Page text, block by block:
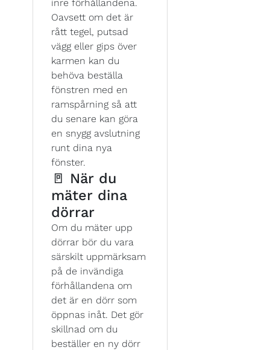
inre förhållandena.
Oavsett om det är
rått tegel, putsad
vägg eller gips över
karmen kan du
behöva beställa
fönstren med en
ramspårning så att
du senare kan göra
en snygg avslutning
runt dina nya
fönster.
🚪 När du
mäter dina
dörrar
Om du mäter upp
dörrar bör du vara
särskilt uppmärksam
på de invändiga
förhållandena om
det är en dörr som
öppnas inåt. Det gör
skillnad om du
beställer en ny dörr